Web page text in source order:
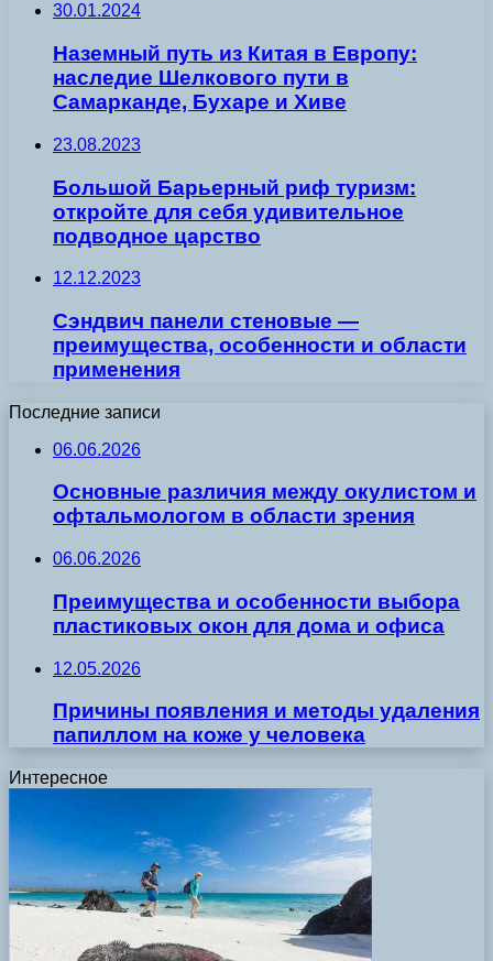
30.01.2024
Наземный путь из Китая в Европу:
наследие Шелкового пути в
Самарканде, Бухаре и Хиве
23.08.2023
Большой Барьерный риф туризм:
откройте для себя удивительное
подводное царство
12.12.2023
Сэндвич панели стеновые —
преимущества, особенности и области
применения
Последние записи
06.06.2026
Основные различия между окулистом и
офтальмологом в области зрения
06.06.2026
Преимущества и особенности выбора
пластиковых окон для дома и офиса
12.05.2026
Причины появления и методы удаления
папиллом на коже у человека
Интересное